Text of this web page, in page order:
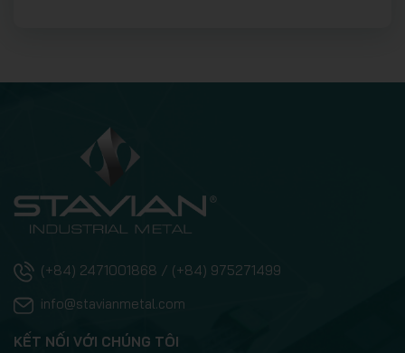
(+84) 2471001868 / (+84) 975271499
info@stavianmetal.com
KẾT NỐI VỚI CHÚNG TÔI